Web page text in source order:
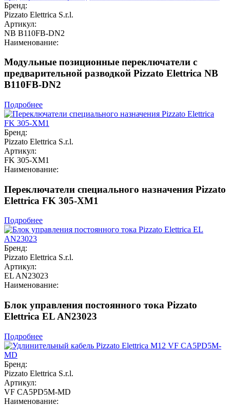
Бренд:
Pizzato Elettrica S.r.l.
Артикул:
NB B110FB-DN2
Наименование:
Модульные позиционные переключатели с
предварительной разводкой Pizzato Elettrica NB
B110FB-DN2
Подробнее
Бренд:
Pizzato Elettrica S.r.l.
Артикул:
FK 305-XM1
Наименование:
Переключатели специального назначения Pizzato
Elettrica FK 305-XM1
Подробнее
Бренд:
Pizzato Elettrica S.r.l.
Артикул:
EL AN23023
Наименование:
Блок управления постоянного тока Pizzato
Elettrica EL AN23023
Подробнее
Бренд:
Pizzato Elettrica S.r.l.
Артикул:
VF CA5PD5M-MD
Наименование: